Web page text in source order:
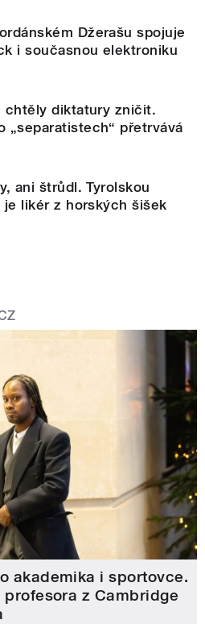
Džerašu spojuje
i současnou elektroniku
chtěly diktatury zničit.
„separatistech“ přetrvává
ani štrůdl. Tyrolskou
likér z horských šišek
akademika i sportovce.
z Cambridge